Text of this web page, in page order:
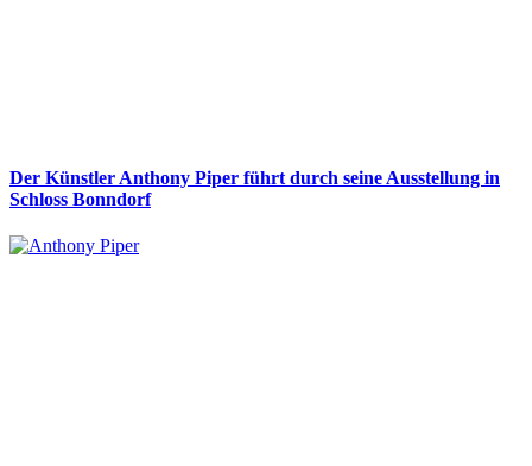
Der Künstler Anthony Piper führt durch seine Ausstellung in
Schloss Bonndorf